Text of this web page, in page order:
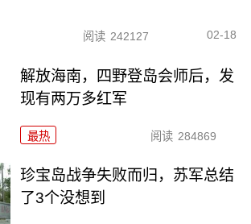
阅读 242127 02-18
解放海南，四野登岛会师后，发
现有两万多红军
最热 阅读 284869
珍宝岛战争失败而归，苏军总结
了3个没想到